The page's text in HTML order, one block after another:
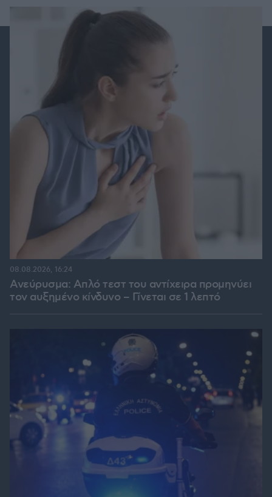
Ανεύρυσμα: Απλό τεστ του αντίχειρα προμηνύει
τον αυξημένο κίνδυνο – Γίνεται σε 1 λεπτό
08.08.2026, 16:24